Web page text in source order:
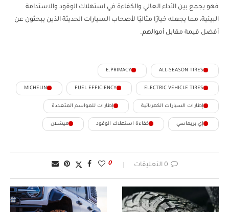
فهو يجمع بين الأداء العالي والكفاءة في استهلاك الوقود والاستدامة
البيئية، مما يجعله خيارًا مثاليًا لأصحاب السيارات الحديثة الذين يبحثون عن
أفضل قيمة مقابل أموالهم.
ALL-SEASON TIRES
E.PRIMACY
ELECTRIC VEHICLE TIRES
FUEL EFFICIENCY
MICHELIN
إطارات السيارات الكهربائية إطارات للمواسم المتعددة
إي.بريماسي كفاءة استهلاك الوقود ميشلان
0 التعليقات 0